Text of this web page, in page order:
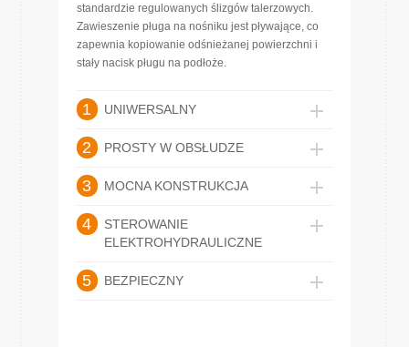
standardzie regulowanych ślizgów talerzowych.
Zawieszenie pługa na nośniku jest pływające, co
zapewnia kopiowanie odśnieżanej powierzchni i
stały nacisk pługu na podłoże.
1 UNIWERSALNY
2 PROSTY W OBSŁUDZE
3 MOCNA KONSTRUKCJA
4
STEROWANIE
ELEKTROHYDRAULICZNE
5 BEZPIECZNY